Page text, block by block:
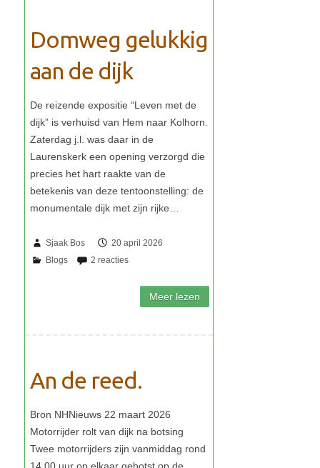
Domweg gelukkig
aan de dijk
Sjaak Bos 20 april 2026
An de reed.